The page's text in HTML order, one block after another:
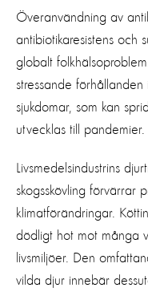
Överanvändning av
antibiotikaresistens och
globalt
stressande
sjukdomar, som kan
utvecklas till pandemier.
Livsmedelsindustrins
skogsskövling förvärrar
klimatförändringar.
dödligt hot mot många
livsmiljöer. Den
vilda djur innebär